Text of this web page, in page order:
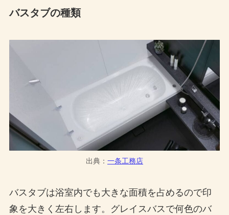
バスタブの種類
出典： 一条工務店
バスタブは浴室内でも大きな面積を占めるので印
象を大きく左右します。グレイスバスで何色のバ